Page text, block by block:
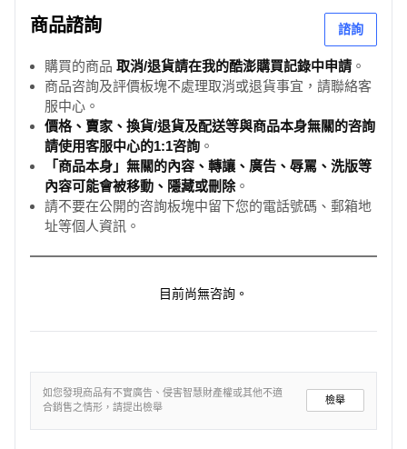
商品諮詢 諮詢
購買的商品 取消/退貨請在我的酷澎購買記錄中申請 。
商品咨詢及評價板塊不處理取消或退貨事宜，請聯絡客
服中心。
價格、賣家、換貨/退貨及配送等與商品本身無關的咨詢
請使用客服中心的1:1咨詢 。
「商品本身」無關的內容、轉讓、廣告、辱罵、洗版等
內容可能會被移動、隱藏或刪除。
請不要在公開的咨詢板塊中留下您的電話號碼、郵箱地
址等個人資訊。
目前尚無咨詢。
如您發現商品有不實廣告、侵害智慧財產權或其他不適
合銷售之情形，請提出檢舉
檢舉